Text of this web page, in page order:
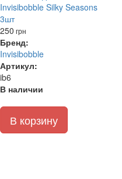
250 грн
Бренд:
Invisibobble
Артикул:
ib6
В наличии
В корзину